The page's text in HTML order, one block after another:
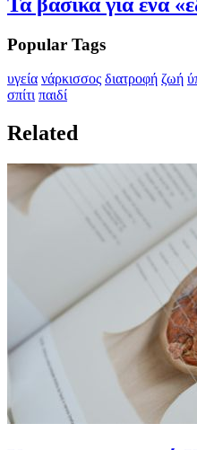
Popular Tags
υγεία νάρκισσος διατροφή ζωή
σπίτι παιδί
Related